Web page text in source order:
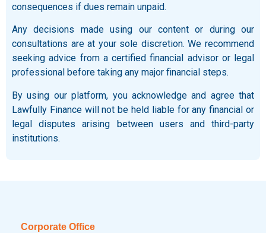
consequences if dues remain unpaid.
Any decisions made using our content or during our
consultations are at your sole discretion. We recommend
seeking advice from a certified financial advisor or legal
professional before taking any major financial steps.
By using our platform, you acknowledge and agree that
Lawfully Finance will not be held liable for any financial or
legal disputes arising between users and third-party
institutions.
Corporate Office